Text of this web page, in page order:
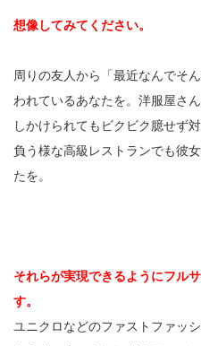
想像してみてください。
周りの友人から「最近なんでそ
われているあなたを。洋服屋さ
しかけられてもビクビク臆せず
負う様な高級レストランでも彼
たを。
それらが実現できるようにフル
す。
ユニクロなどのファストファッ